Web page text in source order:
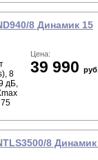
8 Динамик 15
8
дБ,
Цена:
39 990
8 Динамик